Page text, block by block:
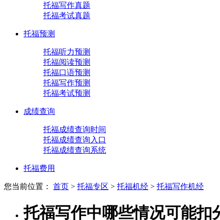
托福写作真题
托福考试真题
托福预测
托福听力预测
托福阅读预测
托福口语预测
托福写作预测
托福考试预测
成绩查询
托福成绩查询时间
托福成绩查询入口
托福成绩查询系统
托福费用
您当前位置： 首页 > 托福专区 > 托福机经 > 托福写作机经
托福写作中哪些情况可能扣